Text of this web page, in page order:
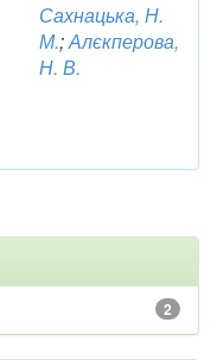
Сахнацька, Н.
М.;Алєкперова,
Н. В.
2